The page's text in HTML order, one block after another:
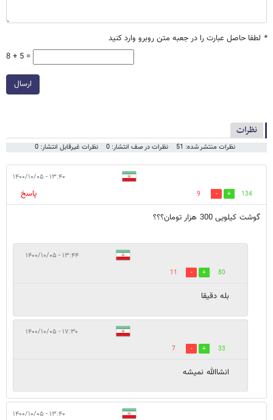
* لطفا حاصل عبارت را در جعبه متن روبرو وارد کنید
8 + 5 =
ارسال
نظرات
نظرات منتشر شده: 51 نظرات در صف انتشار: 0 نظرات غیرقابل انتشار: 0
۱۳:۴۰ - ۱۴۰۰/۱۰/۰۵
134
9
پاسخ
گوشت کیلویی 300 هزار تومان؟؟؟
۱۳:۴۴ - ۱۴۰۰/۱۰/۰۵
80
11
بله دقیقا
۱۷:۳۰ - ۱۴۰۰/۱۰/۰۵
33
7
انشاالله نمیشه
۱۳:۴۰ - ۱۴۰۰/۱۰/۰۵